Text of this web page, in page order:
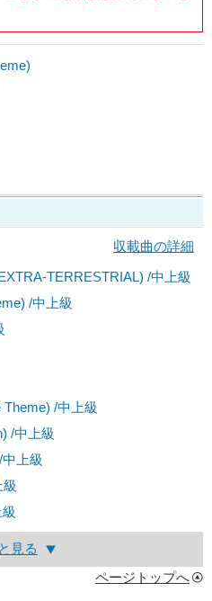
収載曲の詳細
TERRESTRIAL) /中上級
/中上級
/中上級
/中上級
上級
見る
ページトップへ